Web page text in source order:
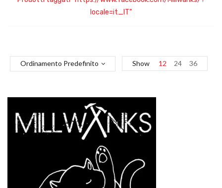
locale=it_IT”
Ordinamento Predefinito Show 12 24 36